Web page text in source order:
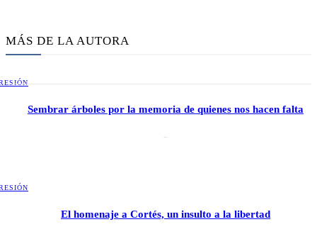
MÁS DE LA AUTORA
Sembrar árboles por la memoria de quienes nos hacen falta
El homenaje a Cortés, un insulto a la libertad